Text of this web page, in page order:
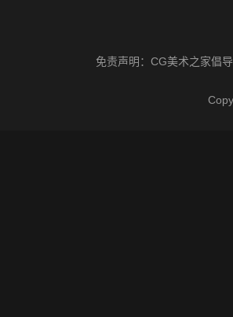
免责声明： CG美术之家倡